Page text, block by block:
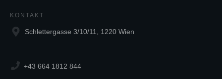
KONTAKT
Schlettergasse 3/10/11, 1220 Wien
+43 664 1812 844